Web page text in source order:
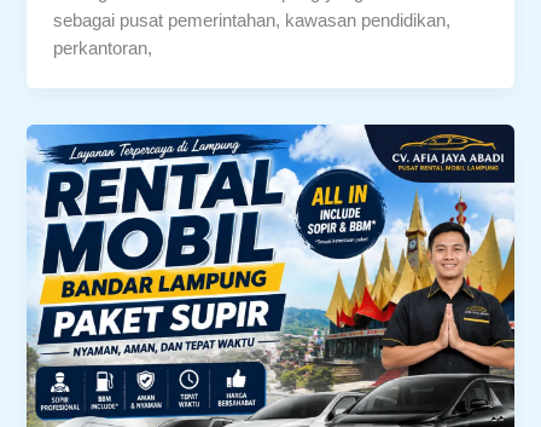
sebagai pusat pemerintahan, kawasan pendidikan,
perkantoran,